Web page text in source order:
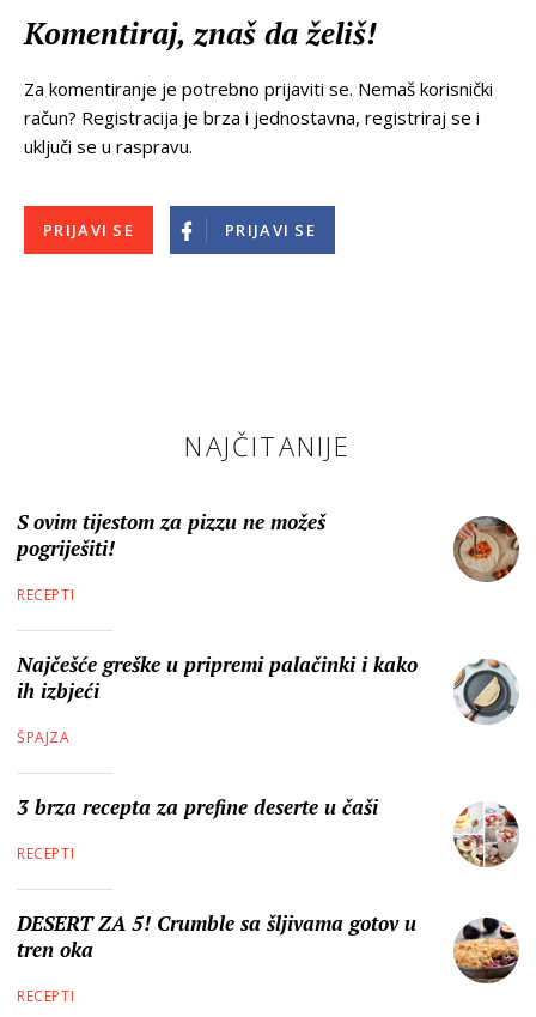
Komentiraj, znaš da želiš!
Za komentiranje je potrebno prijaviti se. Nemaš korisnički
račun? Registracija je brza i jednostavna, registriraj se i
uključi se u raspravu.
PRIJAVI SE PRIJAVI SE
NAJČITANIJE
S ovim tijestom za pizzu ne možeš
pogriješiti!
RECEPTI
Najčešće greške u pripremi palačinki i kako
ih izbjeći
ŠPAJZA
3 brza recepta za prefine deserte u čaši
RECEPTI
DESERT ZA 5! Crumble sa šljivama gotov u
tren oka
RECEPTI